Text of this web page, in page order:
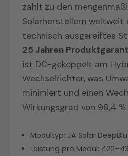
zählt zu den
Solarherstellern weltweit
technisch ausgereiftes
25 Jahren
ist DC-gekoppelt am
Wechselrichter, was
minimiert und einen
Wirkungsgrad von 98,4
Modultyp: JA Solar
Leistung pro Modul: